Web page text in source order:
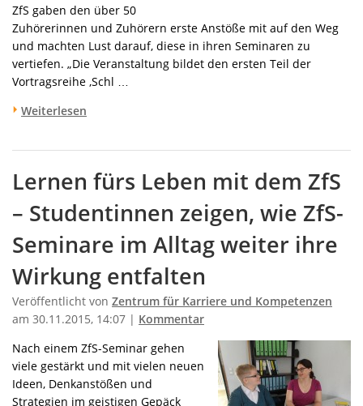
ZfS gaben den über 50
Zuhörerinnen und Zuhörern erste Anstöße mit auf den Weg
und machten Lust darauf, diese in ihren Seminaren zu
vertiefen. „Die Veranstaltung bildet den ersten Teil der
Vortragsreihe ‚Schl …
Weiterlesen
Lernen fürs Leben mit dem ZfS
– Studentinnen zeigen, wie ZfS-
Seminare im Alltag weiter ihre
Wirkung entfalten
Veröffentlicht von Zentrum für Karriere und Kompetenzen
am 30.11.2015, 14:07 | Kommentar
Nach einem ZfS-Seminar gehen
viele gestärkt und mit vielen neuen
Ideen, Denkanstößen und
Strategien im geistigen Gepäck